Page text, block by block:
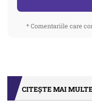
* Comentariile care
CITEȘTE MAI